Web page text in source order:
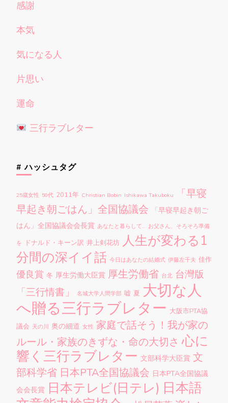
感謝
本気
気になる人
片思い
運命
三行ラブレター
# ハッシュタグ
25歳女性 50代 2011年 Christian Bobin Ishikawa Takuboku
「早寝
早起き朝ごはん」全国協議会
「早寝早起き朝ご
はん」全国協議会会長賞 あなたと暮らして… お父さん、そろそろ準備
を ドナルド・キーン訳 井上剣花坊 人生が変わる1
分間の深イイ話 今日はあなたの結婚式 伊藤左千夫 佳作
優良賞 冬 厚生労働大臣賞 厚生労働省 台北 台灣版
「三行情書」
名城大学人間学部 嘘 夏 大切な人
へ贈る三行ラブレター 大阪市PTA協
議会 天の川 奥の細道 女性 家庭で話そう！我が家の
ルール・家族のきずな・命の大切さ 心に
響く三行ラブレター 文部科学大臣賞 文
部科学省 日本PTA全国協議会 日本PTA全国協議
会会長賞 日本テレビ(日テレ) 日本語